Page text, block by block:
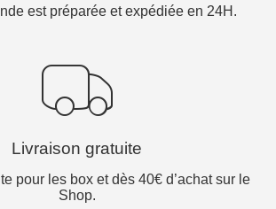
est préparée et expédiée en 24H.
Livraison gratuite
pour les box et dès 40€ d’achat sur le
Shop.